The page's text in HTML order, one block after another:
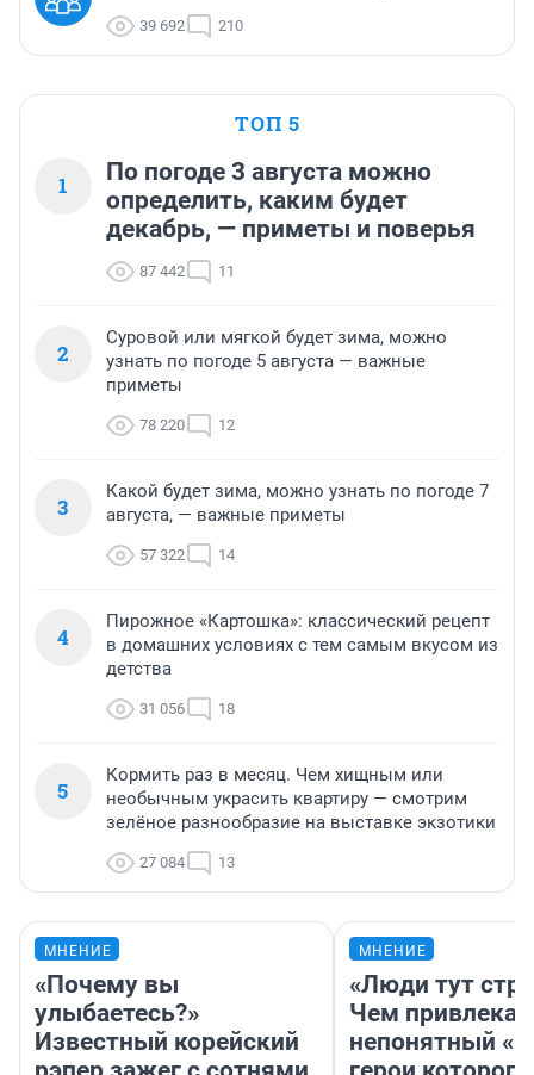
39 692 210
ТОП 5
1
По погоде 3 августа можно
определить, каким будет
декабрь, — приметы и поверья
87 442 11
2
Суровой или мягкой будет зима, можно
узнать по погоде 5 августа — важные
приметы
78 220 12
3
Какой будет зима, можно узнать по погоде 7
августа, — важные приметы
57 322 14
4
Пирожное «Картошка»: классический рецепт
в домашних условиях с тем самым вкусом из
детства
31 056 18
5
Кормить раз в месяц. Чем хищным или
необычным украсить квартиру — смотрим
зелёное разнообразие на выставке экзотики
27 084 13
МНЕНИЕ
«Почему вы
улыбаетесь?»
Известный корейский
МНЕНИЕ
«Люди тут
Чем
непонятный